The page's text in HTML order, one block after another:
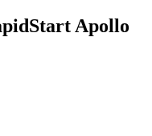
Apollo